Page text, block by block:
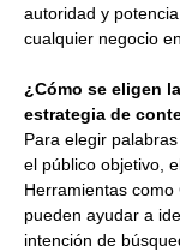
autoridad y
cualquier negocio
¿Cómo se eligen
estrategia de
Para elegir
el público objetivo,
Herramientas
pueden ayudar a
intención de